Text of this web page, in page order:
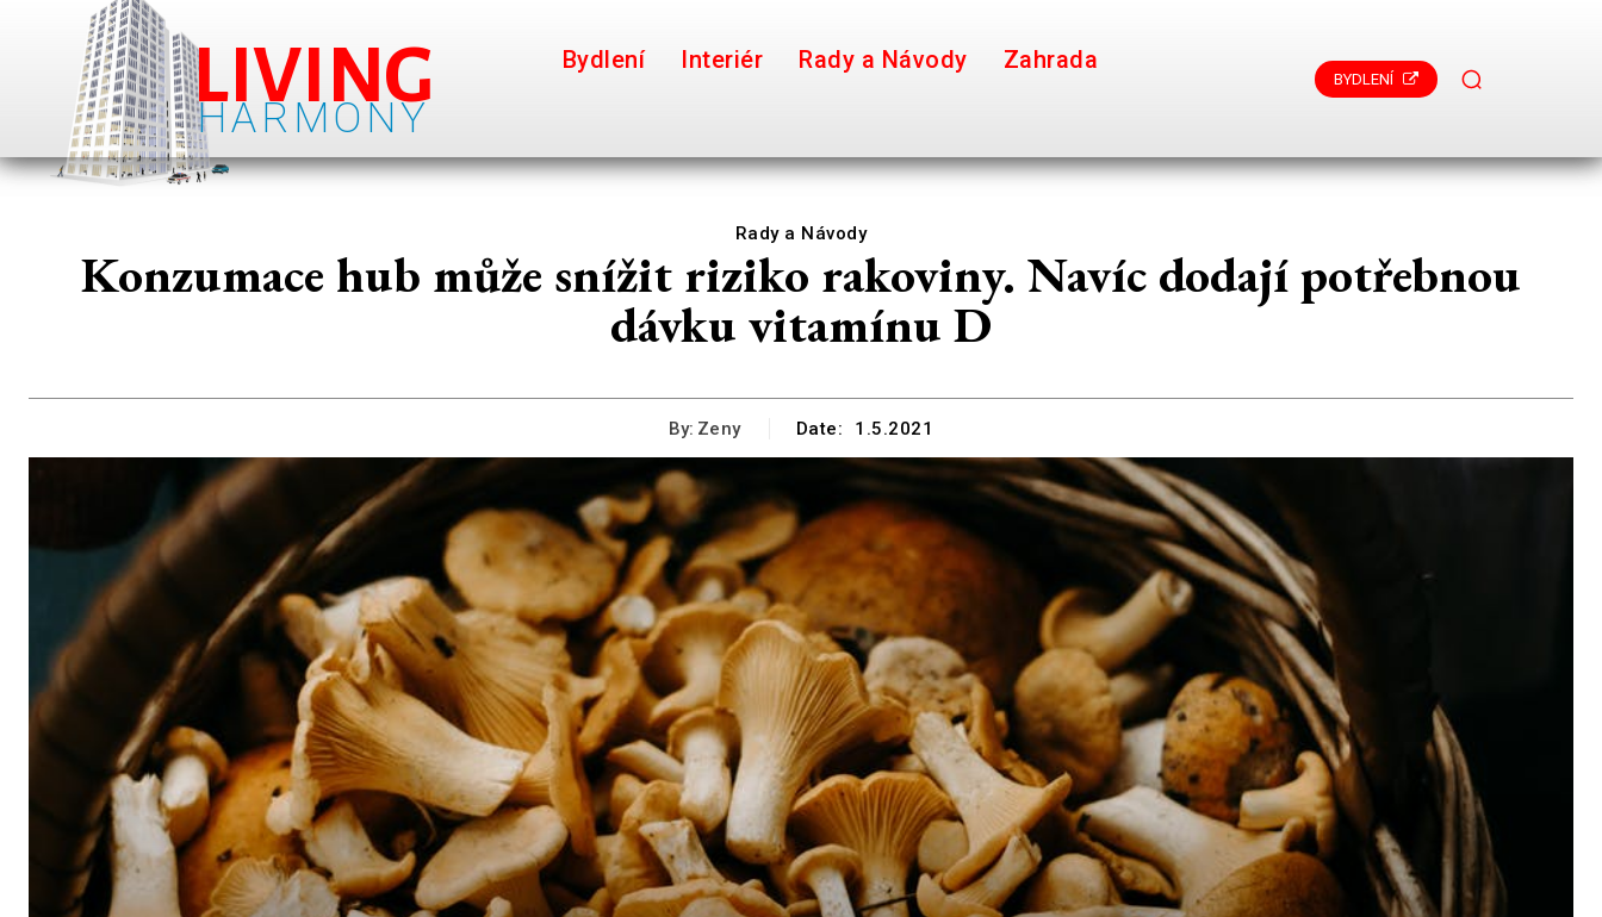
LIVING
HARMONY
Bydlení Interiér Rady a Návody Zahrada
BYDLENÍ
Rady a Návody
Konzumace hub může snížit riziko rakoviny. Navíc dodají potřebnou
dávku vitamínu D
By: Zeny Date: 1.5.2021